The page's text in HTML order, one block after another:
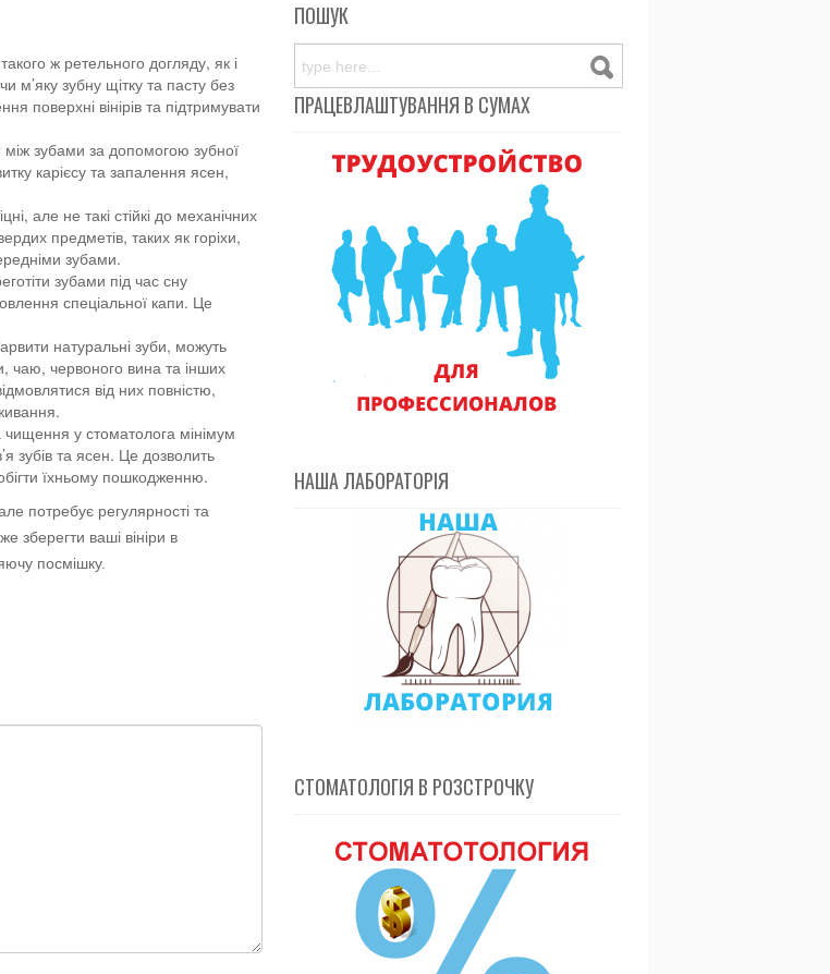
ж ретельного догляду, як і
м’яку зубну щітку та пасту без
поверхні вінірів та підтримувати
між зубами за допомогою зубної
карієсу та запалення ясен,
але не такі стійкі до механічних
предметів, таких як горіхи,
зубами.
зубами під час сну
спеціальної капи. Це
натуральні зуби, можуть
чаю, червоного вина та інших
від них повністю,
чищення у стоматолога мінімум
зубів та ясен. Це дозволить
їхньому пошкодженню.
потребує регулярності та
зберегти ваші вініри в
посмішку.
ПОШУК
ПРАЦЕВЛАШТУВАННЯ В СУМАХ
НАША ЛАБОРАТОРІЯ
СТОМАТОЛОГІЯ В РОЗСТРОЧКУ